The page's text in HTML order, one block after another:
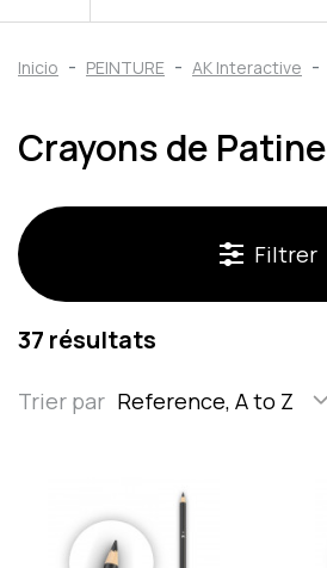
Inicio PEINTURE AK Interactive
Crayons de Patine
Filtrer
37 résultats
Trier par Reference, A to Z